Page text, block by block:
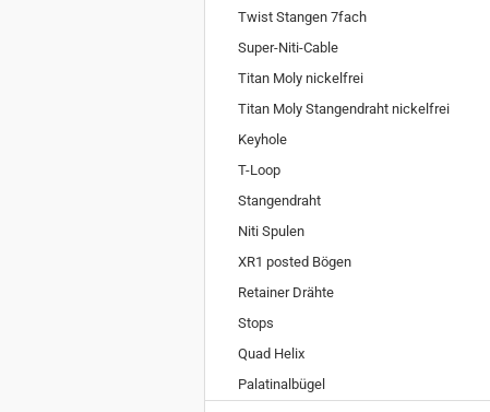
Twist Stangen 7fach
Super-Niti-Cable
Titan Moly nickelfrei
Titan Moly Stangendraht nickelfrei
Keyhole
T-Loop
Stangendraht
Niti Spulen
XR1 posted Bögen
Retainer Drähte
Stops
Quad Helix
Palatinalbügel